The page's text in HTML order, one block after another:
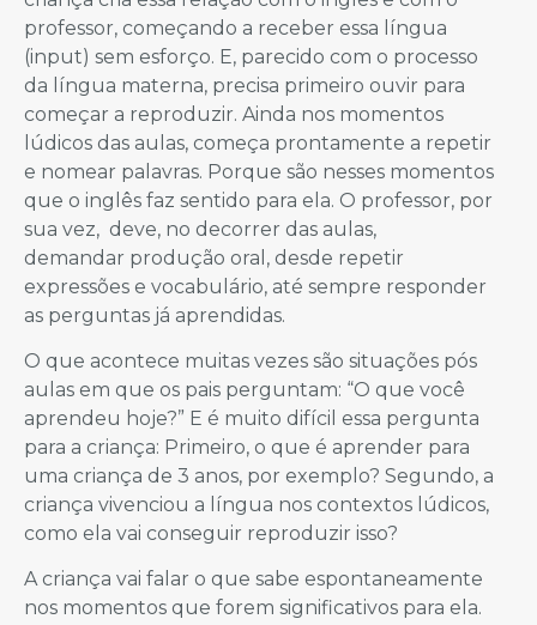
professor, começando a receber essa língua
(input) sem esforço. E, parecido com o processo
da língua materna, precisa primeiro ouvir para
começar a reproduzir. Ainda nos momentos
lúdicos das aulas, começa prontamente a repetir
e nomear palavras. Porque são nesses momentos
que o inglês faz sentido para ela. O professor, por
sua vez, deve, no decorrer das aulas,
demandar produção oral, desde repetir
expressões e vocabulário, até sempre responder
as perguntas já aprendidas.
O que acontece muitas vezes são situações pós
aulas em que os pais perguntam: “O que você
aprendeu hoje?” E é muito difícil essa pergunta
para a criança: Primeiro, o que é aprender para
uma criança de 3 anos, por exemplo? Segundo, a
criança vivenciou a língua nos contextos lúdicos,
como ela vai conseguir reproduzir isso?
A criança vai falar o que sabe espontaneamente
nos momentos que forem significativos para ela.